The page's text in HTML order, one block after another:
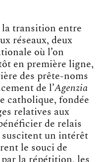
la transition entre
réseaux, deux
où l’on
en première ligne,
des prête-noms
de l’Agenzia
catholique, fondée
relatives aux
de relais
un intérêt
le souci de
la répétition, les